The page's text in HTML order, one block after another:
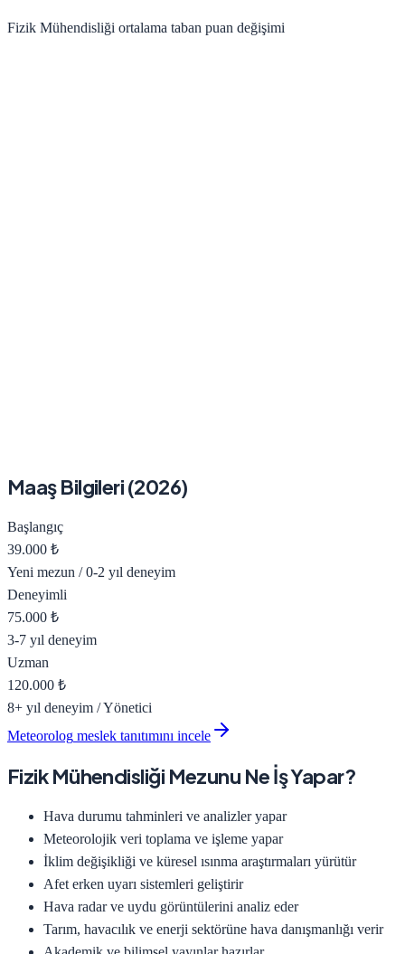
Fizik Mühendisliği ortalama taban puan değişimi
Maaş Bilgileri (2026)
Başlangıç
39.000 ₺
Yeni mezun / 0-2 yıl deneyim
Deneyimli
75.000 ₺
3-7 yıl deneyim
Uzman
120.000 ₺
8+ yıl deneyim / Yönetici
Meteorolog meslek tanıtımını incele
Fizik Mühendisliği Mezunu Ne İş Yapar?
Hava durumu tahminleri ve analizler yapar
Meteorolojik veri toplama ve işleme yapar
İklim değişikliği ve küresel ısınma araştırmaları yürütür
Afet erken uyarı sistemleri geliştirir
Hava radar ve uydu görüntülerini analiz eder
Tarım, havacılık ve enerji sektörüne hava danışmanlığı verir